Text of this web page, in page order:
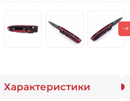
Характеристики